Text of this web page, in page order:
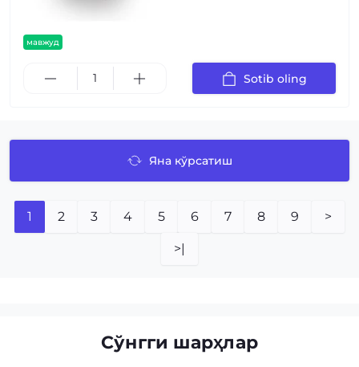
мавжуд
Sotib oling
Яна кўрсатиш
1 2 3 4 5 6 7 8 9 >
>|
Сўнгги шарҳлар